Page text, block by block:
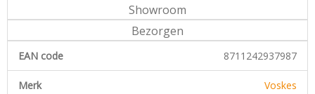
Showroom
Bezorgen
EAN code 8711242937987
Merk Voskes